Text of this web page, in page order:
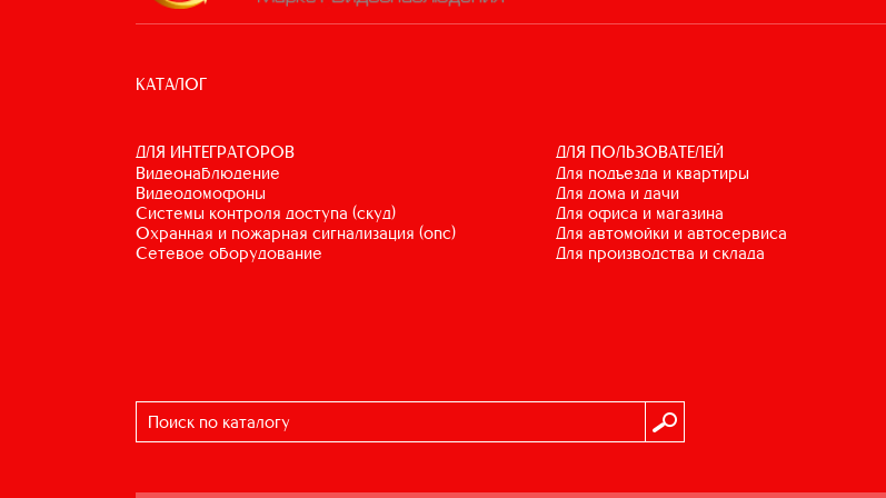
КАТАЛОГ
ДЛЯ ИНТЕГРАТОРОВ
видеонаблюдение
видеодомофоны
системы контроля доступа (скуд)
охранная и пожарная сигнализация (опс)
сетевое оборудование
ДЛЯ ПОЛЬЗОВАТЕЛЕЙ
для подъезда и квартиры
для дома и дачи
для офиса и магазина
для автомойки и автосервиса
для производства и склада